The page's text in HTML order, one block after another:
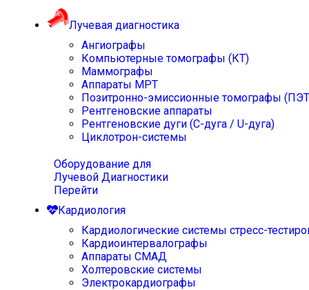
Лучевая диагностика
Ангиографы
Компьютерные томографы (КТ)
Маммографы
Аппараты МРТ
Позитронно-эмиссионные томографы
Рентгеновские аппараты
Рентгеновские дуги (С-дуга / U-дуга)
Циклотрон-системы
Оборудование для
Лучевой Диагностики
Перейти
Кардиология
Кардиологические системы стресс-
Кардиоинтервалографы
Аппараты СМАД
Холтеровские системы
Электрокардиографы